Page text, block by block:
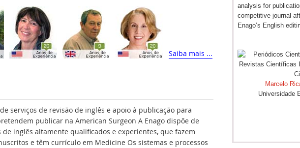
Saiba mais ...
serviços de revisão de inglês e apoio à publicação para
publicar na American Surgeon A Enago dispõe de
de inglês altamente qualificados e experientes, que fazem
e têm currículo em Medicine Os sistemas e processos
analysis for
competitive journal
Enago’s English
Marcelo
Universidade